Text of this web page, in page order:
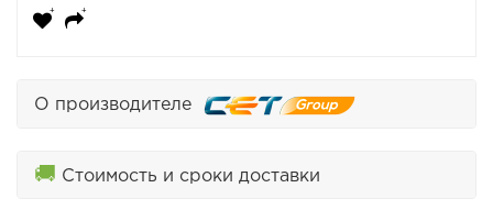
О производителе
🚚 Стоимость и сроки доставки